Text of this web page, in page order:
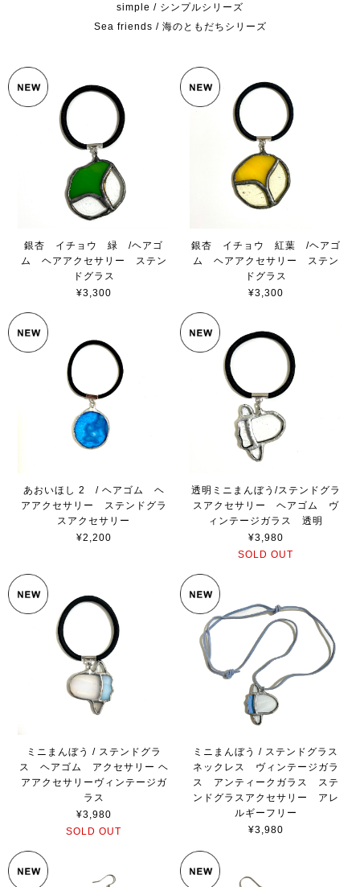
simple / シンプルシリーズ
Sea friends / 海のともだちシリーズ
銀杏 イチョウ 緑 /ヘアゴ
ム ヘアアクセサリー ステン
ドグラス
¥3,300
銀杏 イチョウ 紅葉 /ヘアゴ
ム ヘアアクセサリー ステン
ドグラス
¥3,300
あおいほし 2 / ヘアゴム ヘ
アアクセサリー ステンドグラ
スアクセサリー
¥2,200
透明ミニまんぼう/ステンドグラ
スアクセサリー ヘアゴム ヴ
ィンテージガラス 透明
¥3,980
SOLD OUT
ミニまんぼう / ステンドグラ
ス ヘアゴム アクセサリー ヘ
アアクセサリーヴィンテージガ
ラス
¥3,980
SOLD OUT
ミニまんぼう / ステンドグラス
ネックレス ヴィンテージガラ
ス アンティークガラス ステ
ンドグラスアクセサリー アレ
ルギーフリー
¥3,980